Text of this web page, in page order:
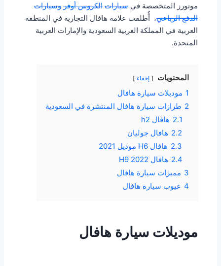
موتورز المتخصصة في سيارات الكروس أوفر وسيارات
الدفع الرباعي، أُطلقت علامة هافال التجارية في المنطقة
العربية في المملكة العربية السعودية والإمارات العربية
المتحدة.
المحتويات إخفاء
1 موديلات سيارة هافال
2 طرازات سيارة هافال المنتشرة في السعودية
2.1 هافال h2
2.2 هافال جوليان
2.3 هافال H6 موديل 2021
2.4 هافال H9 2022
3 مميزات سيارة هافال
4 عيوب سيارة هافال
موديلات سيارة هافال